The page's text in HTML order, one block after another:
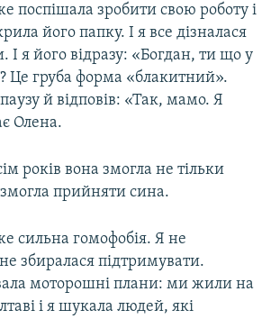
поспішала зробити свою роботу і
його папку. І я все дізналася
І я його відразу: «Богдан, ти що у
Це груба форма «блакитний».
й відповів: «Так, мамо. Я
Олена.
років вона змогла не тільки
прийняти сина.
сильна гомофобія. Я не
збиралася підтримувати.
моторошні плани: ми жили на
і я шукала людей, які